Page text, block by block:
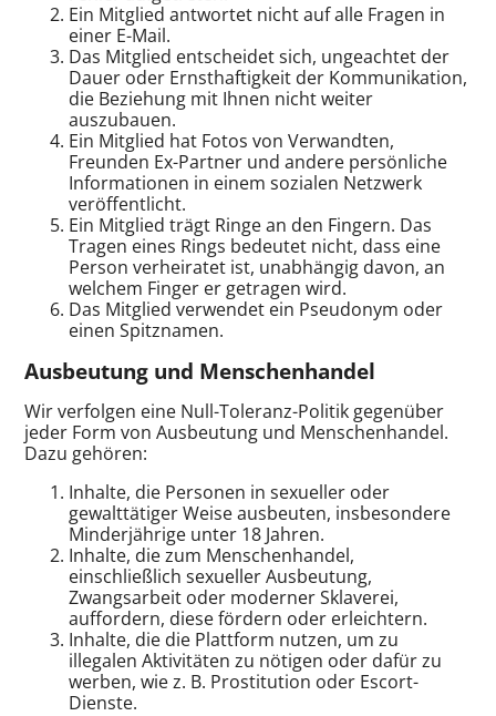
Ein Mitglied antwortet nicht auf alle Fragen in
einer E-Mail.
Das Mitglied entscheidet sich, ungeachtet der
Dauer oder Ernsthaftigkeit der Kommunikation,
die Beziehung mit Ihnen nicht weiter
auszubauen.
Ein Mitglied hat Fotos von Verwandten,
Freunden Ex-Partner und andere persönliche
Informationen in einem sozialen Netzwerk
veröffentlicht.
Ein Mitglied trägt Ringe an den Fingern. Das
Tragen eines Rings bedeutet nicht, dass eine
Person verheiratet ist, unabhängig davon, an
welchem Finger er getragen wird.
Das Mitglied verwendet ein Pseudonym oder
einen Spitznamen.
Ausbeutung und Menschenhandel
Wir verfolgen eine Null-Toleranz-Politik gegenüber
jeder Form von Ausbeutung und Menschenhandel.
Dazu gehören:
Inhalte, die Personen in sexueller oder
gewalttätiger Weise ausbeuten, insbesondere
Minderjährige unter 18 Jahren.
Inhalte, die zum Menschenhandel,
einschließlich sexueller Ausbeutung,
Zwangsarbeit oder moderner Sklaverei,
auffordern, diese fördern oder erleichtern.
Inhalte, die die Plattform nutzen, um zu
illegalen Aktivitäten zu nötigen oder dafür zu
werben, wie z. B. Prostitution oder Escort-
Dienste.